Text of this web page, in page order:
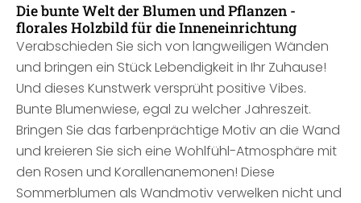
Die bunte Welt der Blumen und Pflanzen -
florales Holzbild für die Inneneinrichtung
Verabschieden Sie sich von langweiligen Wänden
und bringen ein Stück Lebendigkeit in Ihr Zuhause!
Und dieses Kunstwerk versprüht positive Vibes.
Bunte Blumenwiese, egal zu welcher Jahreszeit.
Bringen Sie das farbenprächtige Motiv an die Wand
und kreieren Sie sich eine Wohlfühl-Atmosphäre mit
den Rosen und Korallenanemonen! Diese
Sommerblumen als Wandmotiv verwelken nicht und